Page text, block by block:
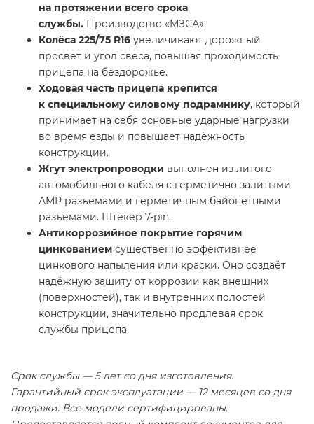
на протяжении всего срока
службы. Производство «МЗСА».
Колёса 225/75 R16 увеличивают дорожный
просвет и угол свеса, повышая проходимость
прицепа на бездорожье.
Ходовая часть прицепа крепится
к специальному силовому подрамнику, который
принимает на себя основные ударные нагрузки
во время езды и повышает надёжность
конструкции.
Жгут электропроводки выполнен из литого
автомобильного кабеля с герметично залитыми
АМР разъемами и герметичным байонетными
разъемами. Штекер 7-pin.
Антикоррозийное покрытие горячим
цинкованием существенно эффективнее
цинкового напыления или краски. Оно создаёт
надёжную защиту от коррозии как внешних
(поверхностей), так и внутренних полостей
конструкции, значительно продлевая срок
службы прицепа.
Срок службы — 5 лет со дня изготовления.
Гарантийный срок эксплуатации — 12 месяцев со дня
продажи. Все модели сертифицированы.